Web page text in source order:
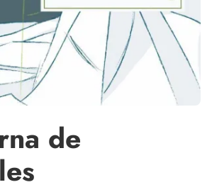
de